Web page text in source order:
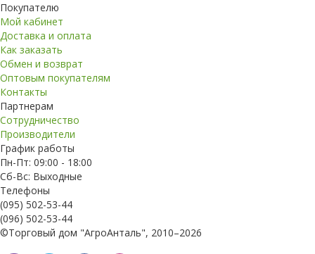
Покупателю
Мой кабинет
Доставка и оплата
Как заказать
Обмен и возврат
Оптовым покупателям
Контакты
Партнерам
Сотрудничество
Производители
График работы
Пн-Пт: 09:00 - 18:00
Сб-Вс: Выходные
Телефоны
(095) 502-53-44
(096) 502-53-44
©Торговый дом "АгроАнталь", 2010–2026